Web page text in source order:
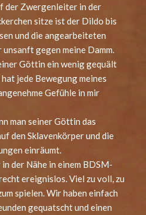
der Zwergenleiter in der
sitze ist der Dildo bis
und die angearbeiteten
gegen meine Damm.
Göttin ein wenig gequält
jede Bewegung meines
Gefühle in mir
man seiner Göttin das
den Sklavenkörper und die
einräumt.
der Nähe in einem BDSM-
ereignislos. Viel zu voll, zu
spielen. Wir haben einfach
gequatscht und einen